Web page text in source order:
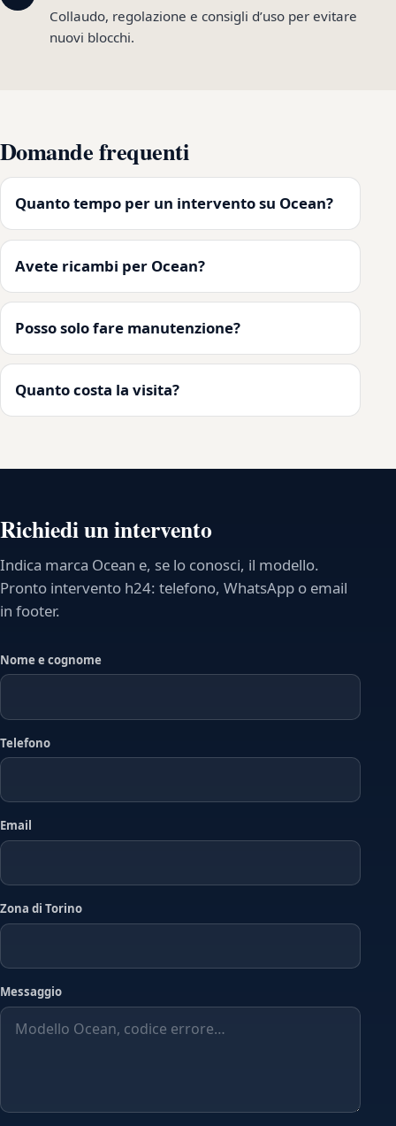
Collaudo, regolazione e consigli d’uso per evitare
nuovi blocchi.
Domande frequenti
Quanto tempo per un intervento su Ocean?
Avete ricambi per Ocean?
Posso solo fare manutenzione?
Quanto costa la visita?
Richiedi un intervento
Indica marca Ocean e, se lo conosci, il modello.
Pronto intervento h24: telefono, WhatsApp o email
in footer.
Nome e cognome
Telefono
Email
Zona di Torino
Messaggio